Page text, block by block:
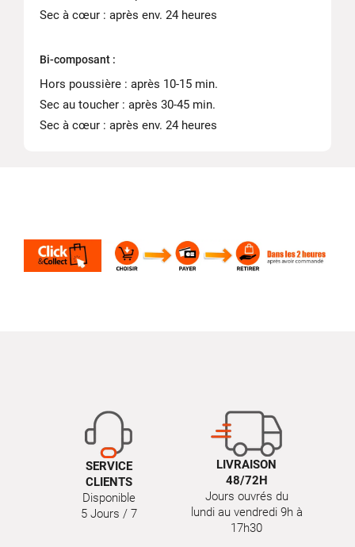
Sec à cœur : après env. 24 heures
Bi-composant :
Hors poussière : après 10-15 min.
Sec au toucher : après 30-45 min.
Sec à cœur : après env. 24 heures
SERVICE
CLIENTS
Disponible
5 Jours / 7
LIVRAISON
48/72H
Jours ouvrés du
lundi au vendredi 9h à
17h30